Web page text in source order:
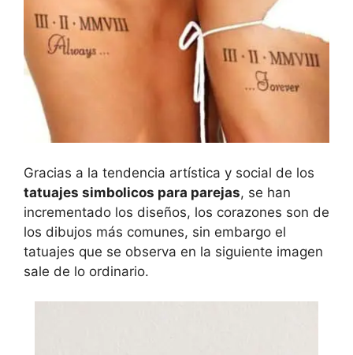
Gracias a la tendencia artística y social de los
tatuajes simbolicos para parejas, se han
incrementado los diseños, los corazones son de
los dibujos más comunes, sin embargo el
tatuajes que se observa en la siguiente imagen
sale de lo ordinario.